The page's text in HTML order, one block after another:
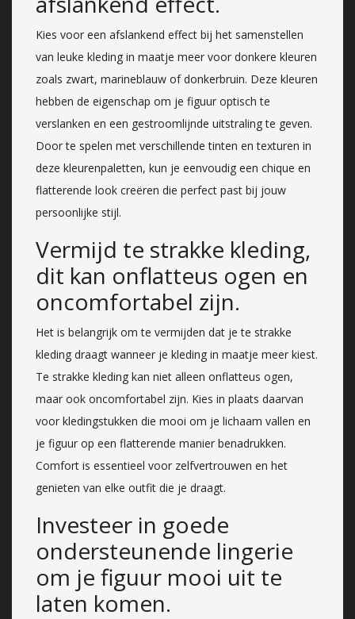
Kies voor een afslankend effect bij het samenstellen
van leuke kleding in maatje meer voor donkere kleuren
zoals zwart, marineblauw of donkerbruin. Deze kleuren
hebben de eigenschap om je figuur optisch te
verslanken en een gestroomlijnde uitstraling te geven.
Door te spelen met verschillende tinten en texturen in
deze kleurenpaletten, kun je eenvoudig een chique en
flatterende look creëren die perfect past bij jouw
persoonlijke stijl.
Vermijd te strakke kleding,
dit kan onflatteus ogen en
oncomfortabel zijn.
Het is belangrijk om te vermijden dat je te strakke
kleding draagt wanneer je kleding in maatje meer kiest.
Te strakke kleding kan niet alleen onflatteus ogen,
maar ook oncomfortabel zijn. Kies in plaats daarvan
voor kledingstukken die mooi om je lichaam vallen en
je figuur op een flatterende manier benadrukken.
Comfort is essentieel voor zelfvertrouwen en het
genieten van elke outfit die je draagt.
Investeer in goede
ondersteunende lingerie
om je figuur mooi uit te
laten komen.